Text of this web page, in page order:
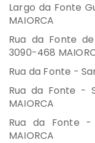
Largo da Fonte
MAIORCA
Rua da Fonte
3090-468
Rua da Fonte -
Rua da Fonte -
MAIORCA
Rua da Fonte -
MAIORCA